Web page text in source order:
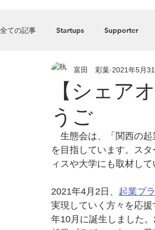
全ての記事 Startups Supporter
Press_Release food
【シェア
うご
富田 彩葉 2021年5月
生態会は、「関西の起
を目指しています。ス
ィスや大学にも取材して
2021年4月2日、 起業プ
実現していく方々を応
年10月に誕生しました。